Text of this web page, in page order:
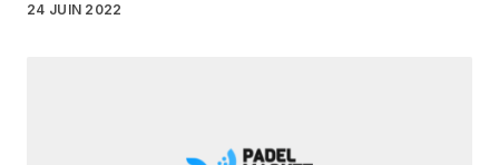
24 JUIN 2022